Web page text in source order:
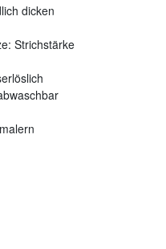
dicken
Strichstärke